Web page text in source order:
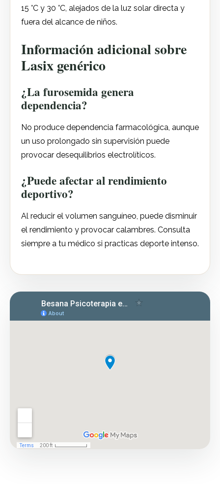
15 °C y 30 °C, alejados de la luz solar directa y
fuera del alcance de niños.
Información adicional sobre
Lasix genérico
¿La furosemida genera
dependencia?
No produce dependencia farmacológica, aunque
un uso prolongado sin supervisión puede
provocar desequilibrios electrolíticos.
¿Puede afectar al rendimiento
deportivo?
Al reducir el volumen sanguíneo, puede disminuir
el rendimiento y provocar calambres. Consulta
siempre a tu médico si practicas deporte intenso.